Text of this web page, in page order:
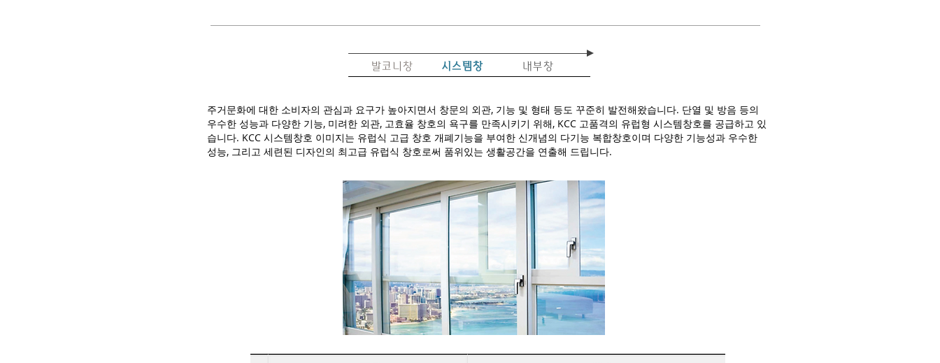
발코니창 시스템창 내부창
주거문화에 대한 소비자의 관심과 요구가 높아지면서 창문의 외관, 기능 및 형태 등도 꾸준히 발전해왔습니다. 단열 및 방음 등의
우수한 성능과 다양한 기능, 미려한 외관, 고효율 창호의 욕구를 만족시키기 위해, KCC 고품격의 유럽형 시스템창호를 공급하고 있
습니다. KCC 시스템창호 이미지는 유럽식 고급 창호 개폐기능을 부여한 신개념의 다기능 복합창호이며 다양한 기능성과 우수한
성능, 그리고 세련된 디자인의 최고급 유럽식 창호로써 품위있는 생활공간을 연출해 드립니다.